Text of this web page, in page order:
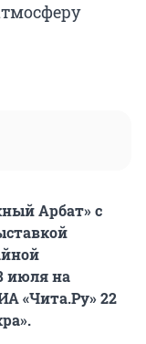
Арбат» с
июля на
«Чита.Ру» 22